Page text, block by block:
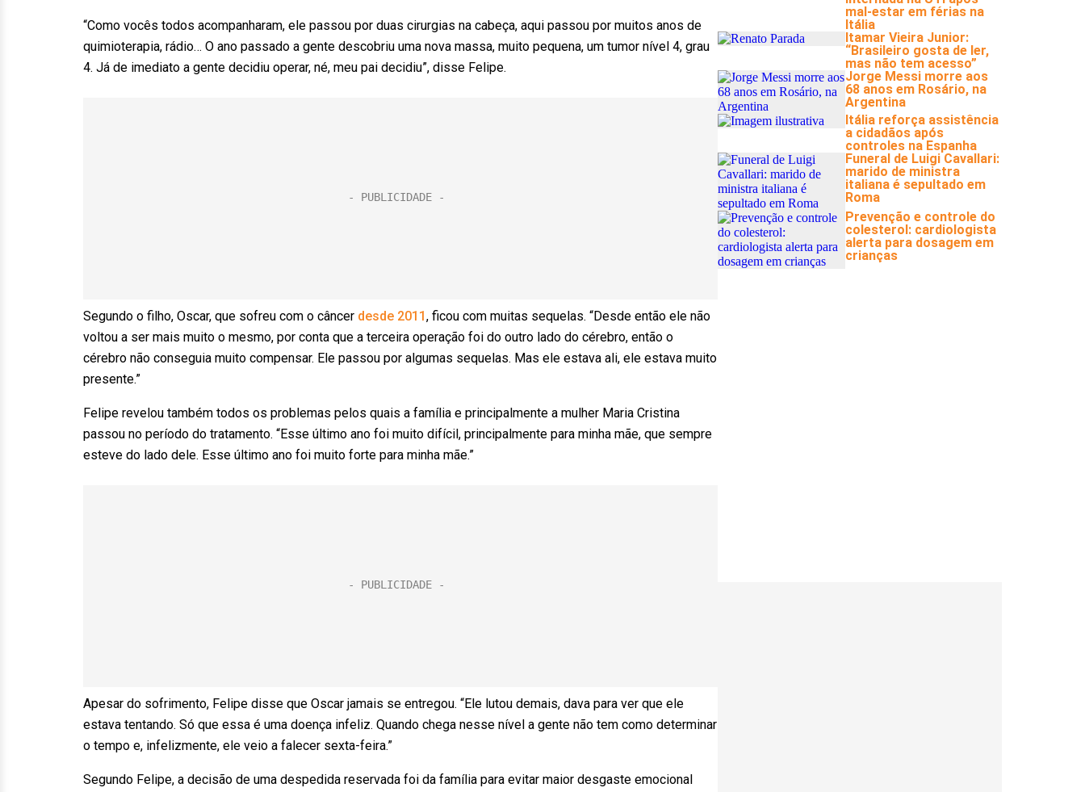
“Como vocês todos acompanharam, ele passou por duas cirurgias na cabeça, aqui passou por muitos anos de
quimioterapia, rádio… O ano passado a gente descobriu uma nova massa, muito pequena, um tumor nível 4, grau
4. Já de imediato a gente decidiu operar, né, meu pai decidiu”, disse Felipe.
Segundo o filho, Oscar, que sofreu com o câncer desde 2011, ficou com muitas sequelas. “Desde então ele não
voltou a ser mais muito o mesmo, por conta que a terceira operação foi do outro lado do cérebro, então o
cérebro não conseguia muito compensar. Ele passou por algumas sequelas. Mas ele estava ali, ele estava muito
presente.”
Felipe revelou também todos os problemas pelos quais a família e principalmente a mulher Maria Cristina
passou no período do tratamento. “Esse último ano foi muito difícil, principalmente para minha mãe, que sempre
esteve do lado dele. Esse último ano foi muito forte para minha mãe.”
Apesar do sofrimento, Felipe disse que Oscar jamais se entregou. “Ele lutou demais, dava para ver que ele
estava tentando. Só que essa é uma doença infeliz. Quando chega nesse nível a gente não tem como determinar
o tempo e, infelizmente, ele veio a falecer sexta-feira.”
Segundo Felipe, a decisão de uma despedida reservada foi da família para evitar maior desgaste emocional